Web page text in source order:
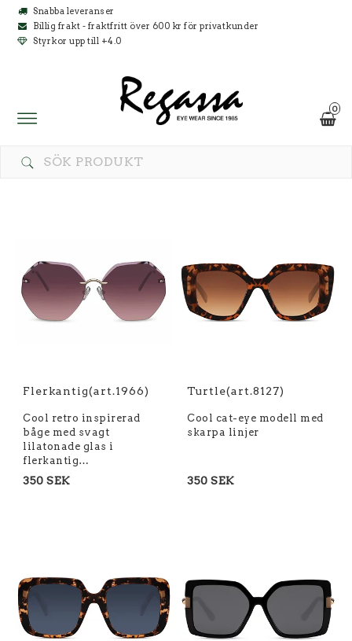
Snabba leveranser
Billig frakt - fraktfritt över 600 kr för privatkunder
Styrkor upp till +4.0
0
Toggle
navigation
Flerkantig(art.1966)
Cool retro inspirerad
båge med svagt
lilatonade glas i
flerkantig…
350 SEK
Turtle(art.8127)
Cool cat-eye modell med
skarpa linjer
350 SEK